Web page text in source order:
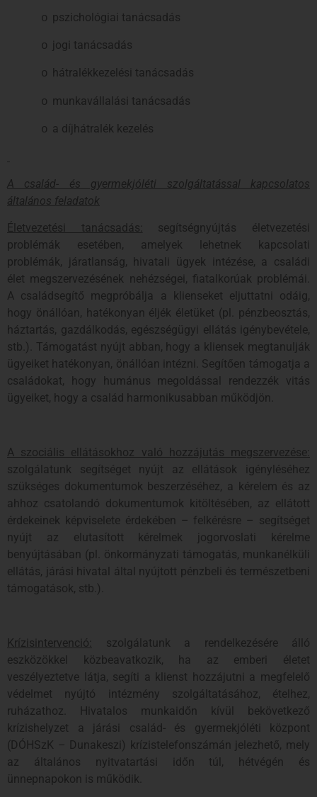
o pszichológiai tanácsadás
o jogi tanácsadás
o hátralékkezelési tanácsadás
o munkavállalási tanácsadás
o a díjhátralék kezelés
A család- és gyermekjóléti szolgáltatással kapcsolatos
általános feladatok
Életvezetési tanácsadás:
segítségnyújtás életvezetési
problémák esetében, amelyek lehetnek kapcsolati
problémák, járatlanság, hivatali ügyek intézése, a családi
élet megszervezésének nehézségei, fiatalkorúak problémái.
A családsegítő megpróbálja a klienseket eljuttatni odáig,
hogy önállóan, hatékonyan éljék életüket (pl. pénzbeosztás,
háztartás, gazdálkodás, egészségügyi ellátás igénybevétele,
stb.). Támogatást nyújt abban, hogy a kliensek megtanulják
ügyeiket hatékonyan, önállóan intézni. Segítően támogatja a
családokat, hogy humánus megoldással rendezzék vitás
ügyeiket, hogy a család harmonikusabban működjön.
A szociális ellátásokhoz való hozzájutás megszervezése:
szolgálatunk segítséget nyújt az ellátások igényléséhez
szükséges dokumentumok beszerzéséhez, a kérelem és az
ahhoz csatolandó dokumentumok kitöltésében, az ellátott
érdekeinek képviselete érdekében – felkérésre – segítséget
nyújt az elutasított kérelmek jogorvoslati kérelme
benyújtásában (pl. önkormányzati támogatás, munkanélküli
ellátás, járási hivatal által nyújtott pénzbeli és természetbeni
támogatások, stb.).
Krízisintervenció:
szolgálatunk a rendelkezésére álló
eszközökkel közbeavatkozik, ha az emberi életet
veszélyeztetve látja, segíti a klienst hozzájutni a megfelelő
védelmet nyújtó intézmény szolgáltatásához, ételhez,
ruházathoz. Hivatalos munkaidőn kívül bekövetkező
krízishelyzet a járási család- és gyermekjóléti központ
(DÓHSzK – Dunakeszi) krízistelefonszámán jelezhető, mely
az általános nyitvatartási időn túl, hétvégén és
ünnepnapokon is működik.